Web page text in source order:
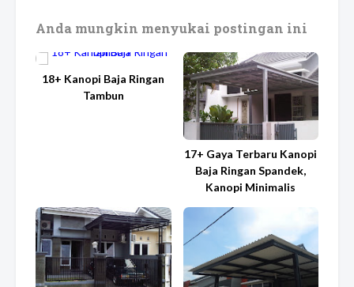
Anda mungkin menyukai postingan ini
18+ Kanopi Baja Ringan
Tambun
17+ Gaya Terbaru Kanopi
Baja Ringan Spandek,
Kanopi Minimalis